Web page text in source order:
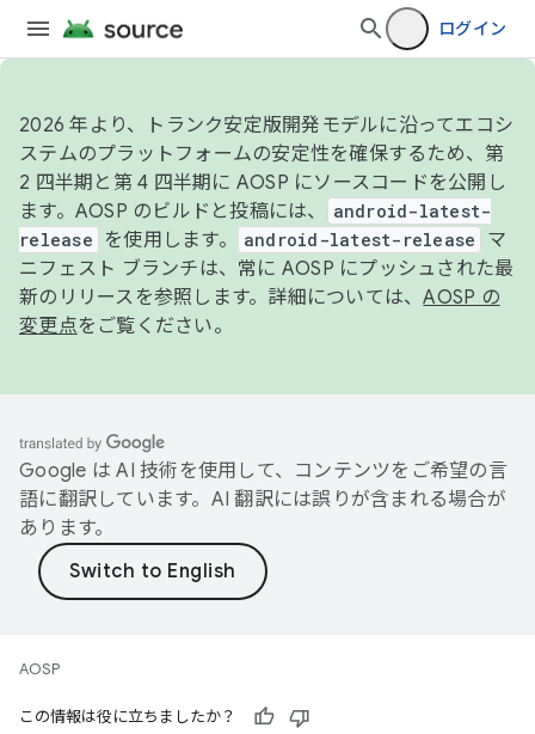
ログイン
2026 年より、トランク安定版開発モデルに沿ってエコシ
ステムのプラットフォームの安定性を確保するため、第
2 四半期と第 4 四半期に AOSP にソースコードを公開し
ます。AOSP のビルドと投稿には、
android-latest-
release
を使用します。 android-latest-release
マ
ニフェスト ブランチは、常に AOSP にプッシュされた最
新のリリースを参照します。詳細については、AOSP の
変更点をご覧ください。
Google は AI 技術を使用して、コンテンツをご希望の言
語に翻訳しています。AI 翻訳には誤りが含まれる場合が
あります。
AOSP
この情報は役に立ちましたか？